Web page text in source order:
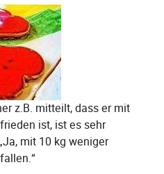
z.B. mitteilt, dass er mit
ist, ist es sehr
mit 10 kg weniger